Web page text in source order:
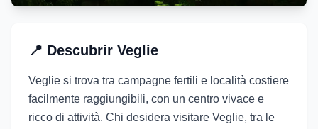
📍 Descubrir Veglie
Veglie si trova tra campagne fertili e località costiere
facilmente raggiungibili, con un centro vivace e
ricco di attività. Chi desidera visitare Veglie, tra le